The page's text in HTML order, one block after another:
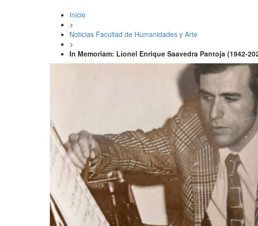
Inicio
>
Noticias Facultad de Humanidades y Arte
>
In Memoriam: Lionel Enrique Saavedra Pantoja (1942-